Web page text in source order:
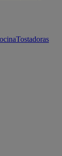
Tostadoras